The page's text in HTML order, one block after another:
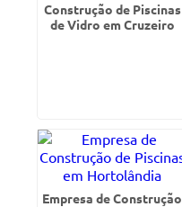
Construção de Piscinas
de Vidro em Cruzeiro
Empresa de Construção